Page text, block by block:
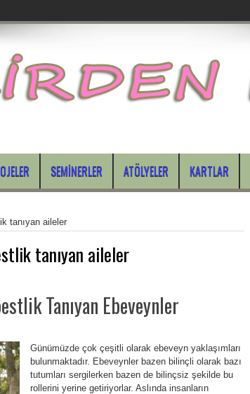
SEMINERLER ATÖLYELER KARTLAR
tanıyan aileler
tanıyan aileler
Tanıyan Ebeveynler
Günümüzde çok çeşitli olarak ebeveyn yaklaşımları
bulunmaktadır. Ebeveynler bazen bilinçli olarak bazı
tutumları sergilerken bazen de bilinçsiz şekilde bu
rollerini yerine getiriyorlar. Aslında insanların